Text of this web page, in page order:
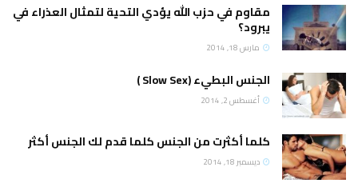
مقاوم في حزب الله يؤدي التحية لتمثال العذراء في
يبرود؟
مارس 18, 2014
الجنس البطيء (Slow Sex )
أغسطس 2, 2014
كلما أكثرت من الجنس كلما قدم لك الجنس أكثر
ديسمبر 18, 2014